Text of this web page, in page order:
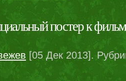
постер к
[05 Дек 2013].